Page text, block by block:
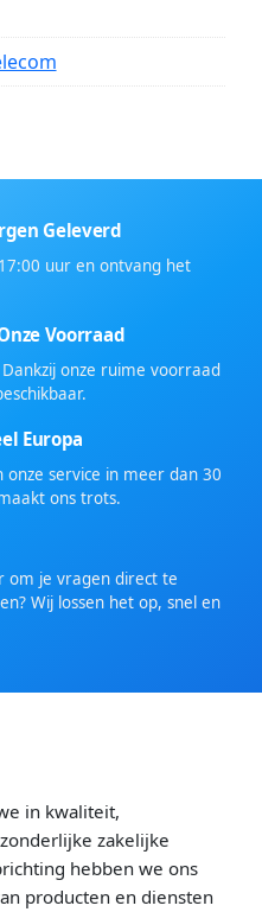
Geleverd
uur en ontvang het
Voorraad
onze ruime voorraad
Europa
service in meer dan 30
ons trots.
om je vragen direct te
Wij lossen het op, snel en
in kwaliteit,
zakelijke
hebben we ons
producten en diensten